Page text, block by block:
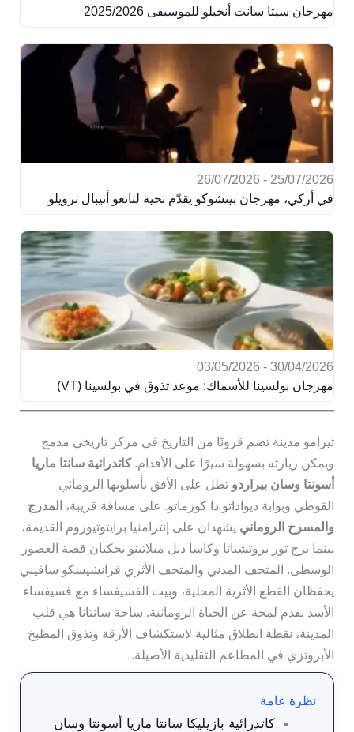
مهرجان سيتا سانت أنجيلو للموسيقى 2025/2026
25/07/2026 - 26/07/2026
في أركي، مهرجان بيتشوكو يقدّم تحية لتانغو أنيبال ترويلو
30/04/2026 - 03/05/2026
مهرجان بولسينا للأسماك: موعد تذوق في بولسينا (VT)
تيرامو مدينة تضم قرونًا من التاريخ في مركز تاريخي مدمج
ويمكن زيارته بسهولة سيرًا على الأقدام.كاتدرائية سانتا ماريا
أسونتا وسان بيراردو تطل على الأفق بأسلوبها الروماني
القوطي وبوابة ديواداتو دا كوزماتو. على مسافة قريبة،
المدرج
والمسرح الروماني يشهدان على إنترامنيا برايتوتيوروم القديمة،
بينما برج تور بروتشياتا وكاسا ديل ميلاتينو يحكيان قصة العصور
الوسطى. المتحف المدني والمتحف الأثري فرانشيسكو سافيني
يحفظان القطع الأثرية المحلية، وبيت الفسيفساء مع فسيفساء
الأسد يقدم لمحة عن الحياة الرومانية. ساحة سانتانا هي قلب
المدينة، نقطة انطلاق مثالية لاستكشاف الأزقة وتذوق المطبخ
الأبروتزي في المطاعم التقليدية الأصيلة.
نظرة عامة
كاتدرائية بازيليكا سانتا ماريا أسونتا وسان